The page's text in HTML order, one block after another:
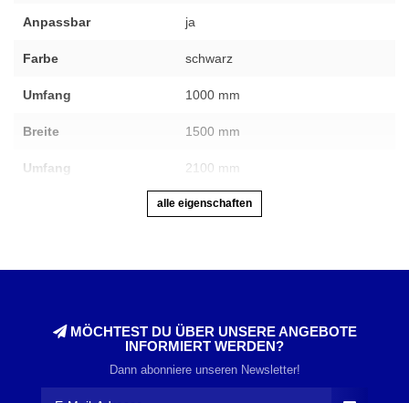
Anpassbar ja
Farbe schwarz
Umfang 1000 mm
Breite 1500 mm
Umfang 2100 mm
alle eigenschaften
MÖCHTEST DU ÜBER UNSERE ANGEBOTE
INFORMIERT WERDEN?
Dann abonniere unseren Newsletter!